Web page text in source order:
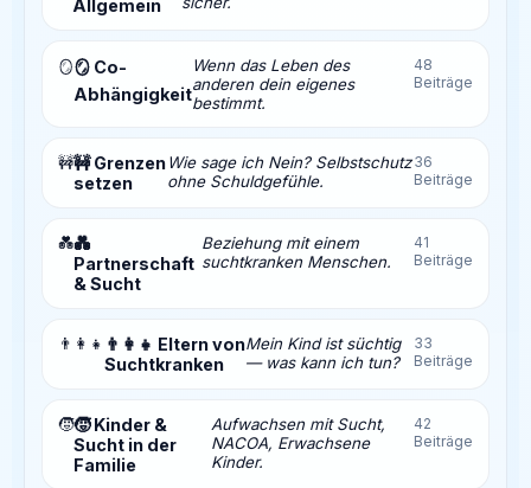
Allgemein
🪞🪞 Co-
Abhängigkeit
Wenn das Leben des
anderen dein eigenes
bestimmt.
48
Beiträge
🚧🚧 Grenzen
setzen
Wie sage ich Nein? Selbstschutz
ohne Schuldgefühle.
36
Beiträge
💑💑
Partnerschaft
& Sucht
Beziehung mit einem
suchtkranken Menschen.
41
Beiträge
👨‍👩‍👧 👨‍👩‍👧 Eltern von
Suchtkranken
Mein Kind ist süchtig
— was kann ich tun?
33
Beiträge
🧒🧒 Kinder &
Sucht in der
Familie
Aufwachsen mit Sucht,
NACOA, Erwachsene
Kinder.
42
Beiträge